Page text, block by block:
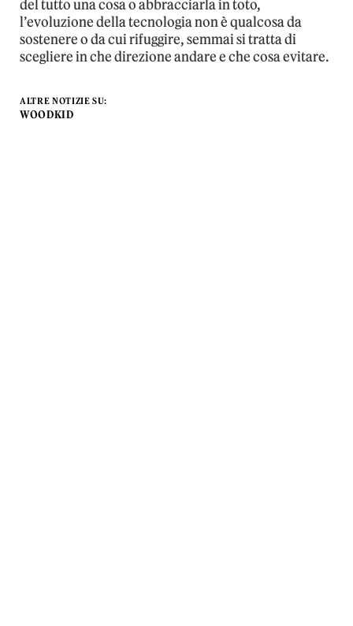
del tutto una cosa o abbracciarla in toto,
l’evoluzione della tecnologia non è qualcosa da
sostenere o da cui rifuggire, semmai si tratta di
scegliere in che direzione andare e che cosa evitare.
ALTRE NOTIZIE SU:
WOODKID